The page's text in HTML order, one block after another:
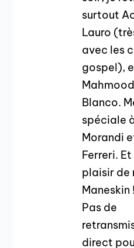
surtout
Lauro
avec les
gospel),
Blanco.
spéciale
Morandi
Ferreri.
plaisir de
Maneskin
Pas de
direct